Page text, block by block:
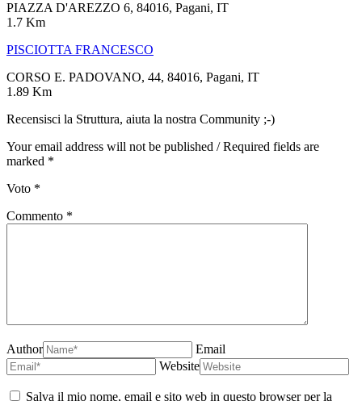
PIAZZA D'AREZZO 6, 84016, Pagani, IT
1.7 Km
PISCIOTTA FRANCESCO
CORSO E. PADOVANO, 44, 84016, Pagani, IT
1.89 Km
Recensisci la Struttura, aiuta la nostra Community ;-)
Your email address will not be published / Required fields are
marked *
Voto *
Commento *
Author
Email
Website
Salva il mio nome, email e sito web in questo browser per la